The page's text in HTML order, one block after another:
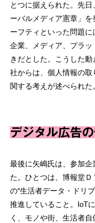
とつに据えられた。先
ーバルメディア憲章」
ーフティといった問題
企業、メディア、プラ
きだとした。こうした
社からは、個人情報の
関する考えが述べられた
デジタル広告
最後に矢嶋氏は、参加
た。ひとつは、博報堂
の“生活者データ・ドリ
推進していること。IoT
く、モノや街、生活者